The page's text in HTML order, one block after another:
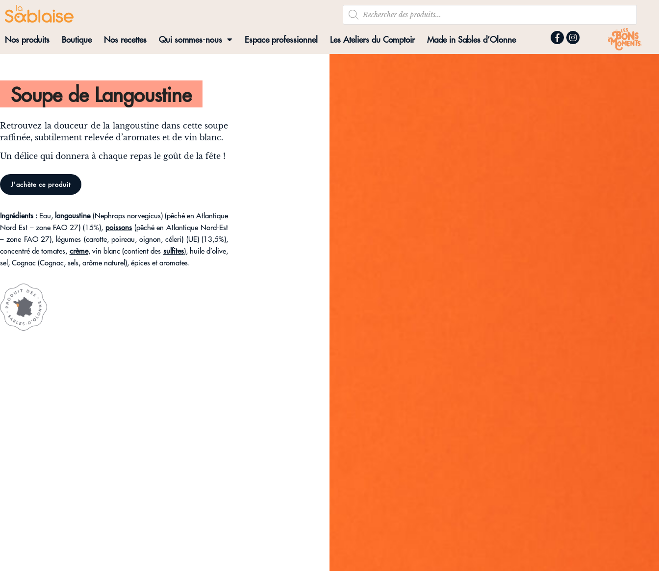
Nos produits Boutique Nos recettes Qui sommes-nous Espace professionnel Les Ateliers du Comptoir Made in Sables d’Olonne
Soupe de Langoustine
Retrouvez la douceur de la langoustine dans cette soupe
raffinée, subtilement relevée d’aromates et de vin blanc.
Un délice qui donnera à chaque repas le goût de la fête !
J'achète ce produit
Ingrédients : Eau, langoustine (Nephrops norvegicus) (pêché en Atlantique
Nord Est – zone FAO 27) (15%), poissons (pêché en Atlantique Nord-Est
– zone FAO 27), légumes (carotte, poireau, oignon, céleri) (UE) (13,5%),
concentré de tomates, crème, vin blanc (contient des sulfites), huile d’olive,
sel, Cognac (Cognac, sels, arôme naturel), épices et aromates.